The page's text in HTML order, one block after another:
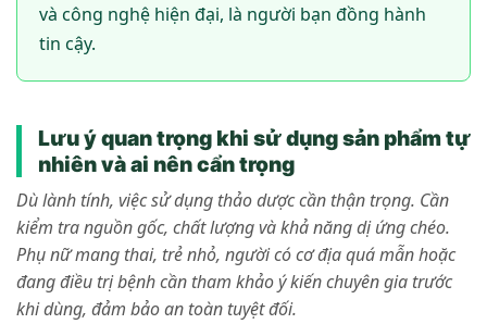
và công nghệ hiện đại, là người bạn đồng hành
tin cậy.
Lưu ý quan trọng khi sử dụng sản phẩm tự
nhiên và ai nên cẩn trọng
Dù lành tính, việc sử dụng thảo dược cần thận trọng. Cần
kiểm tra nguồn gốc, chất lượng và khả năng dị ứng chéo.
Phụ nữ mang thai, trẻ nhỏ, người có cơ địa quá mẫn hoặc
đang điều trị bệnh cần tham khảo ý kiến chuyên gia trước
khi dùng, đảm bảo an toàn tuyệt đối.